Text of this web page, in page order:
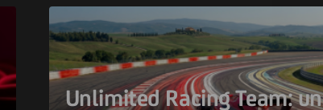
Unlimited Racing Team: un